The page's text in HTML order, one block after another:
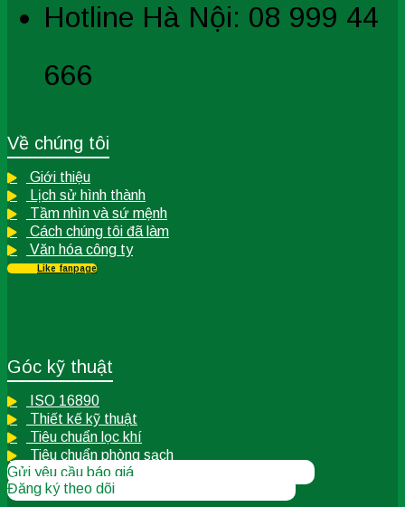
Hotline Hà Nội: 08 999 44
666
Về chúng tôi
Giới thiệu
Lịch sử hình thành
Tầm nhìn và sứ mệnh
Cách chúng tôi đã làm
Văn hóa công ty
Like fanpage
Góc kỹ thuật
ISO 16890
Thiết kế kỹ thuật
Tiêu chuẩn lọc khí
Tiêu chuẩn phòng sạch
Gửi yêu cầu báo giá
Đăng ký theo dõi